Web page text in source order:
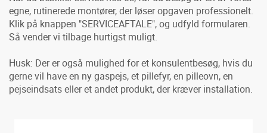
egne, rutinerede montører, der løser opgaven professionelt.
Klik på knappen "SERVICEAFTALE", og udfyld formularen.
Så vender vi tilbage hurtigst muligt.
Husk: Der er også mulighed for et konsulentbesøg, hvis du
gerne vil have en ny gaspejs, et pillefyr, en pilleovn, en
pejseindsats eller et andet produkt, der kræver installation.